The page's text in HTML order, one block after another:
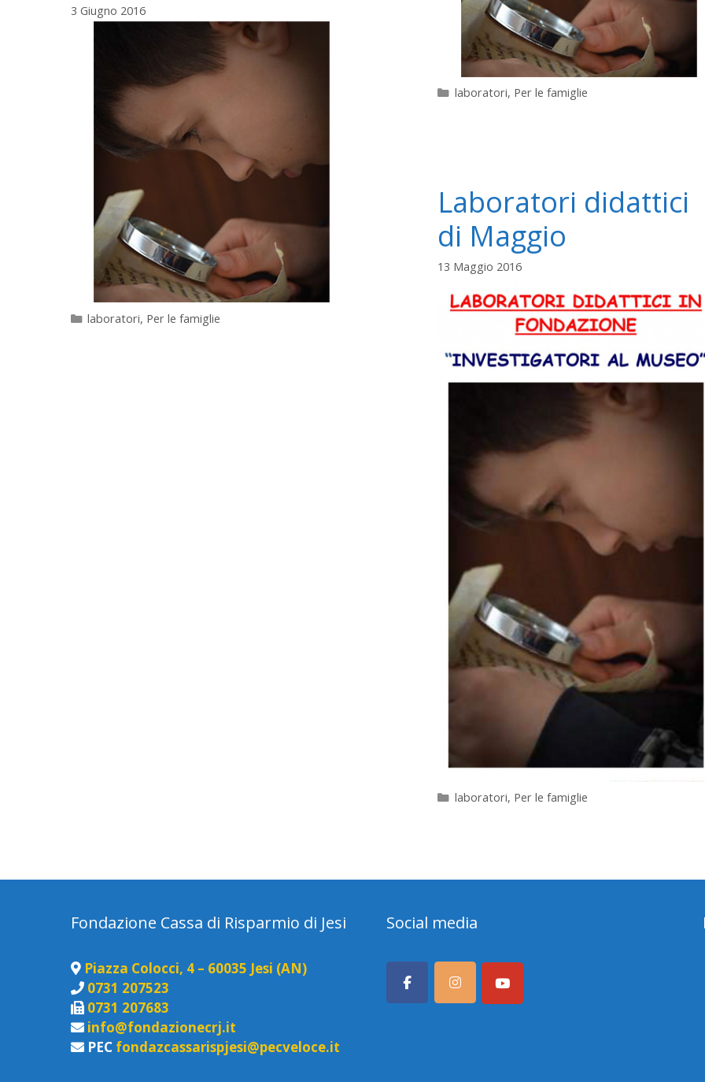
Categorie
laboratori, Per le famiglie
3 Giugno 2016
Categorie
laboratori, Per le famiglie
Laboratori didattici
di Maggio
13 Maggio 2016
Categorie
laboratori, Per le famiglie
Fondazione Cassa di Risparmio di Jesi
Piazza Colocci, 4 – 60035 Jesi (AN)
0731 207523
0731 207683
info@fondazionecrj.it
PEC fondazcassarispjesi@pecveloce.it
Social media